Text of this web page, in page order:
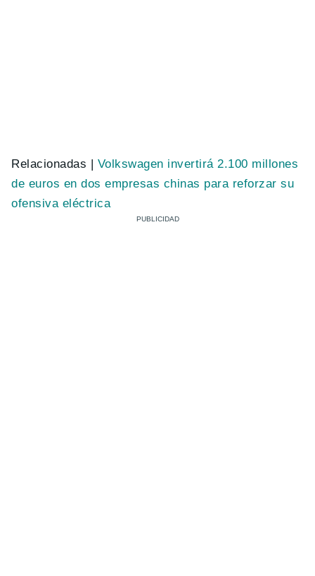
Relacionadas | Volkswagen invertirá 2.100 millones
de euros en dos empresas chinas para reforzar su
ofensiva eléctrica